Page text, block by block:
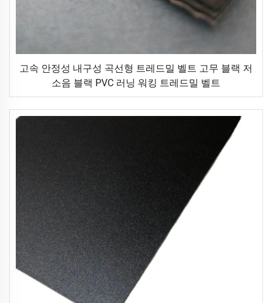
고속 안정성 내구성 곡선형 트레드밀 벨트 고무 블랙 저
소음 블랙 PVC 러닝 워킹 트레드밀 벨트